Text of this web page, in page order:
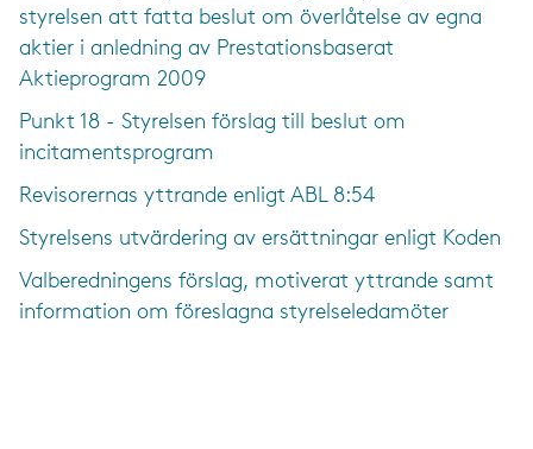
styrelsen att fatta beslut om överlåtelse av egna
aktier i anledning av Prestationsbaserat
Aktieprogram 2009
Punkt 18 - Styrelsen förslag till beslut om
incitamentsprogram
Revisorernas yttrande enligt ABL 8:54
Styrelsens utvärdering av ersättningar enligt Koden
Valberedningens förslag, motiverat yttrande samt
information om föreslagna styrelseledamöter